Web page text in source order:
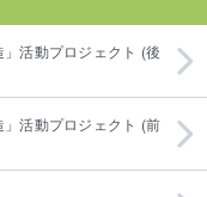
活動プロジェクト (後
活動プロジェクト (前